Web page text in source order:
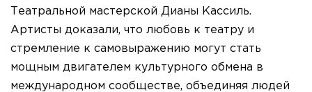
Театральной мастерской Дианы Кассиль.
Артисты доказали, что любовь к театру и
стремление к самовыражению могут стать
мощным двигателем культурного обмена в
международном сообществе, объединяя людей